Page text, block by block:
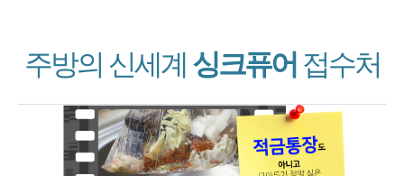
주방의 신세계 싱크퓨어 접수처